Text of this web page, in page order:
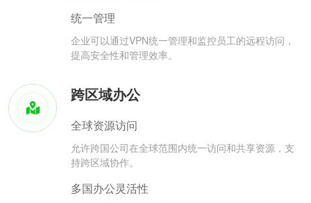
统一管理
企业可以通过VPN统一管理和监控员工的远程访问，
提高安全性和管理效率。
跨区域办公
全球资源访问
允许跨国公司在全球范围内统一访问和共享资源，支
持跨区域协作。
多国办公灵活性